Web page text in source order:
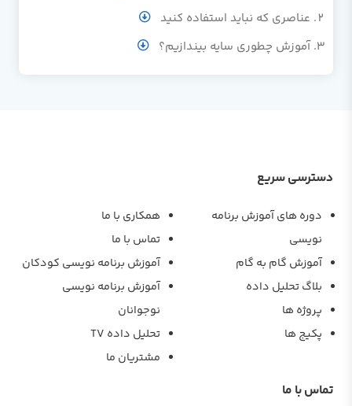
عناصری که نباید استفاده کنید
آموزش چطوری سایه بیندازیم؟
دسترسی سریع
دوره های آموزش برنامه
نویسی
آموزش گام به گام
بلاگ تحلیل داده
پروژه ها
پکیج ها
همکاری با ما
تماس با ما
آموزش برنامه نویسی کودکان
آموزش برنامه نویسی
نوجوانان
تحلیل داده TV
مشتریان ما
تماس با ما